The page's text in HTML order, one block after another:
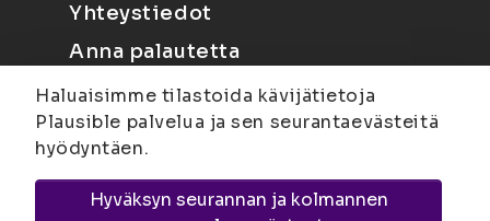
Yhteystiedot
Anna palautetta
Joensuu Suvantokatu 6, 80100 Joensuu |
Haluaisimme tilastoida kävijätietoja
Plausible palvelua ja sen seurantaevästeitä
hyödyntäen.
Hyväksyn seurannan ja kolmannen